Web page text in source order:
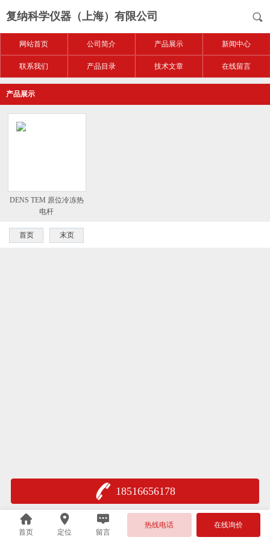
复纳科学仪器（上海）有限公司
网站首页 公司简介 产品展示 新闻中心
联系我们 产品目录 技术文章 在线留言
产品展示
DENS TEM 原位冷冻热
电杆
首页 末页
18516656178
首页 定位 留言
热线电话 在线询价